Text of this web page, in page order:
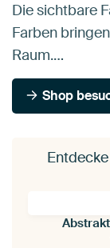
Die sichtbare
Farben
Raum.…
Shop